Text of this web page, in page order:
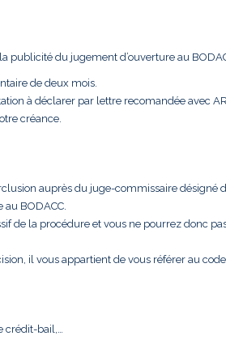
publicité du jugement d’ouverture au
de deux mois.
à déclarer par lettre recomandée avec
créance.
auprès du juge-commissaire désigné
BODACC.
de la procédure et vous ne pourrez donc
il vous appartient de vous référer au code
crédit-bail,…